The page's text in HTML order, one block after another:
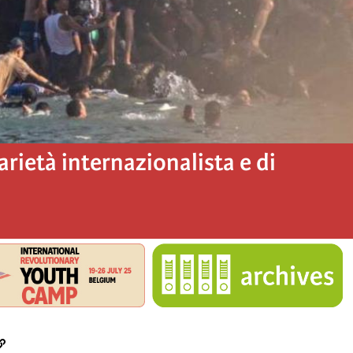
internazionalista e di